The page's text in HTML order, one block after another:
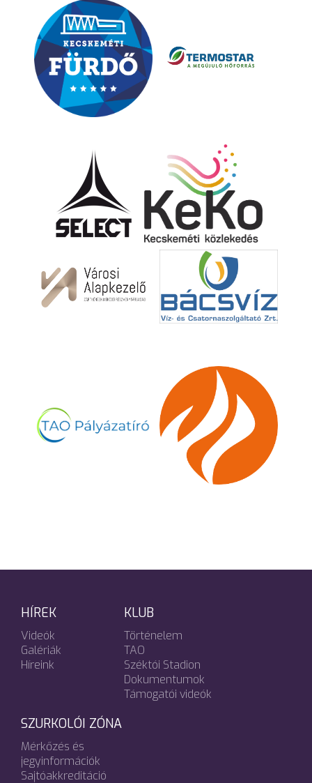
HÍREK
Videók
Galériák
Híreink
KLUB
Történelem
TAO
Széktói Stadion
Dokumentumok
Támogatói videók
SZURKOLÓI ZÓNA
Mérkőzés és
jegyinformációk
Sajtóakkreditáció